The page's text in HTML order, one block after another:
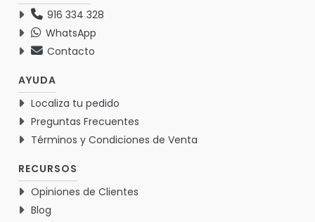
916 334 328
WhatsApp
Contacto
AYUDA
Localiza tu pedido
Preguntas Frecuentes
Términos y Condiciones de Venta
RECURSOS
Opiniones de Clientes
Blog